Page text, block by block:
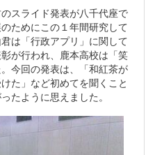
スライド発表が八千代座で
ためにこの１年間研究して
は「行政アプリ」に関して
が行われ、鹿本高校は「笑
今回の発表は、「和紅茶が
た」など初めてを聞くこと
たように思えました。